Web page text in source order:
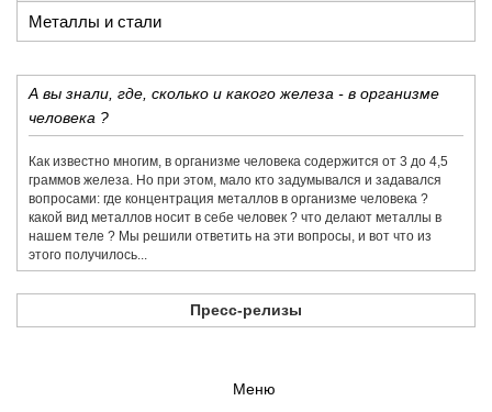
Металлы и стали
А вы знали, где, сколько и какого железа - в организме
человека ?
Как известно многим, в организме человека содержится от 3 до 4,5
граммов железа. Но при этом, мало кто задумывался и задавался
вопросами: где концентрация металлов в организме человека ?
какой вид металлов носит в себе человек ? что делают металлы в
нашем теле ? Мы решили ответить на эти вопросы, и вот что из
этого получилось...
Пресс-релизы
Меню